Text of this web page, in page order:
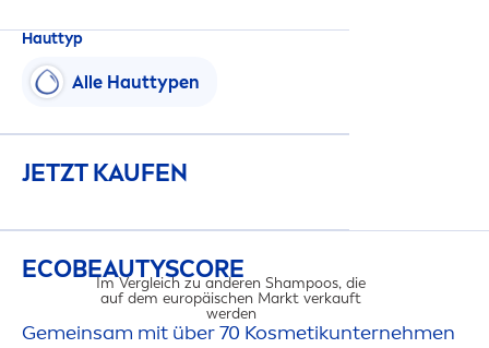
Hauttyp
Alle Hauttypen
JETZT KAUFEN
ECOBEAUTYSCORE
Im Vergleich zu anderen Shampoos, die
auf dem europäischen Markt verkauft
werden​
Gemeinsam mit über 70 Kosmetikunternehmen